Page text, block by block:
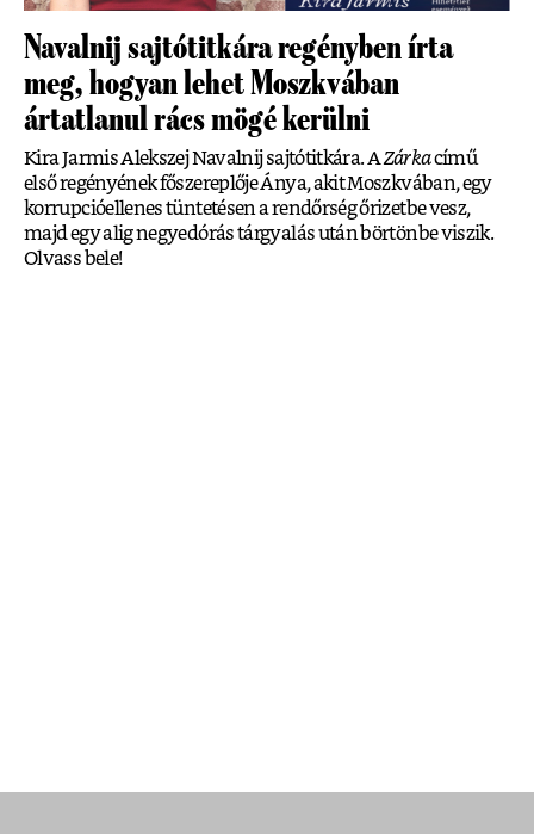
Navalnij sajtótitkára regényben írta
meg, hogyan lehet Moszkvában
ártatlanul rács mögé kerülni
Kira Jarmis Alekszej Navalnij sajtótitkára. AZárkacímű
első regényének főszereplője Ánya, akit Moszkvában, egy
korrupcióellenes tüntetésen a rendőrség őrizetbe vesz,
majd egy alig negyedórás tárgyalás után börtönbe viszik.
Olvass bele!